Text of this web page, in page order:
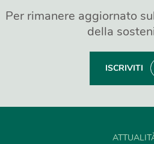
Per rimanere aggiornato
della
ISCRIVITI